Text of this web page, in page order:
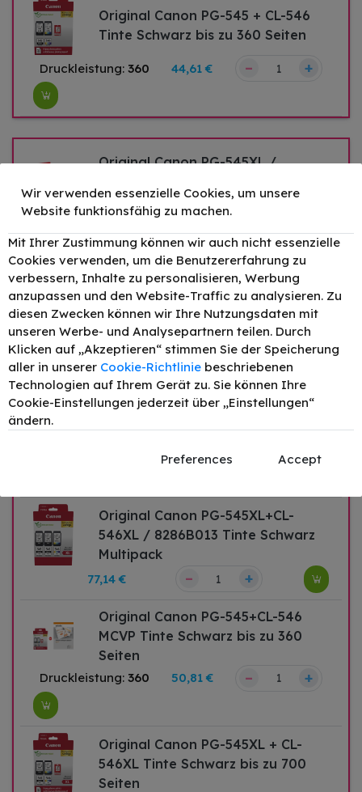
Original Canon PG-545 + CL-546
Tinte Schwarz bis zu 360 Seiten
Druckleistung: 360 44,61 € – +
Original Canon PG-545XL /
400 Seiten 15ml
Original Canon CL-546XL /
8288B001 Tinte Color bis zu 300
Seiten 13ml Tri-Color
Druckleistung:300 27,84 € – +
Original Canon PGI-545XL CL-
546XL / 8286B006 Tinte Multicolor
28ml Multipack
Original Canon PG-545XL+CL-
546XL / 8286B013 Tinte Schwarz
Multipack
77,14 € – +
Original Canon PG-545+CL-546
MCVP Tinte Schwarz bis zu 360
Seiten
Druckleistung: 360 50,81 € – +
Original Canon PG-545XL + CL-
546XL Tinte Schwarz bis zu 700
Seiten
Wir verwenden essenzielle Cookies, um unsere
Website funktionsfähig zu machen.
Mit Ihrer Zustimmung können wir auch nicht essenzielle
Cookies verwenden, um die Benutzererfahrung zu
verbessern, Inhalte zu personalisieren, Werbung
anzupassen und den Website-Traffic zu analysieren. Zu
diesen Zwecken können wir Ihre Nutzungsdaten mit
unseren Werbe- und Analysepartnern teilen. Durch
Klicken auf „Akzeptieren“ stimmen Sie der Speicherung
aller in unserer Cookie-Richtlinie beschriebenen
Technologien auf Ihrem Gerät zu. Sie können Ihre
Cookie-Einstellungen jederzeit über „Einstellungen“
ändern.
Preferences Accept